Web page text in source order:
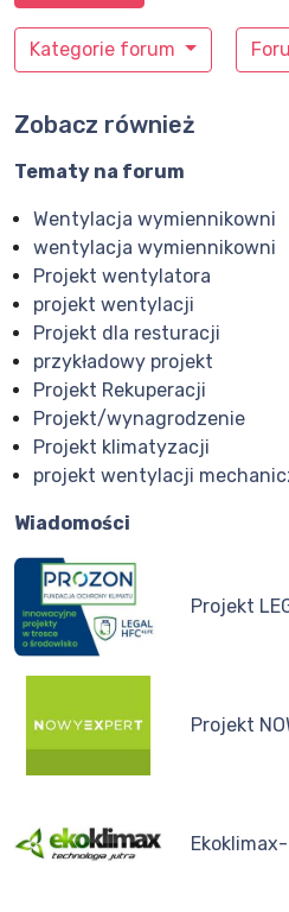
Kategorie forum
Zobacz również
Tematy na forum
Wentylacja wymiennikowni
wentylacja wymiennikowni
Projekt wentylatora
projekt wentylacji
Projekt dla resturacji
przykładowy projekt
Projekt Rekuperacji
Projekt/wynagrodzenie
Projekt klimatyzacji
projekt wentylacji
Wiadomości
Projekt
Projekt